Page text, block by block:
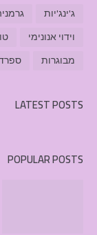
ג'ינג'יות
וידוי אנונימי
מבוגרות
LATEST POSTS
POPULAR POSTS